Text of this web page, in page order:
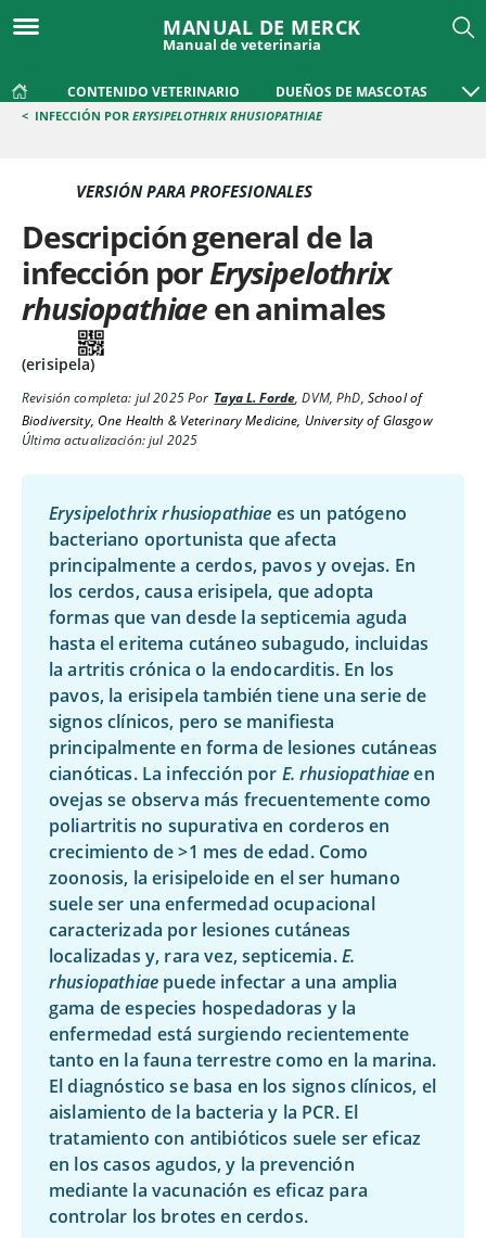
MANUAL DE MERCK
Manual de veterinaria
CONTENIDO VETERINARIO DUEÑOS DE MASCOTAS
< INFECCIÓN POR ERYSIPELOTHRIX RHUSIOPATHIAE
VERSIÓN PARA PROFESIONALES
Descripción general de la
infección porErysipelothrix
rhusiopathiaeen animales
(erisipela)
Revisión completa: jul 2025Por Taya L. Forde,DVM, PhD, School of
Biodiversity, One Health & Veterinary Medicine, University of Glasgow
Última actualización: jul 2025
Erysipelothrix rhusiopathiae es un patógeno
bacteriano oportunista que afecta
principalmente a cerdos, pavos y ovejas. En
los cerdos, causa erisipela, que adopta
formas que van desde la septicemia aguda
hasta el eritema cutáneo subagudo, incluidas
la artritis crónica o la endocarditis. En los
pavos, la erisipela también tiene una serie de
signos clínicos, pero se manifiesta
principalmente en forma de lesiones cutáneas
cianóticas. La infección por E. rhusiopathiaeen
ovejas se observa más frecuentemente como
poliartritis no supurativa en corderos en
crecimiento de >1 mes de edad. Como
zoonosis, la erisipeloide en el ser humano
suele ser una enfermedad ocupacional
caracterizada por lesiones cutáneas
localizadas y, rara vez, septicemia.E.
rhusiopathiae puede infectar a una amplia
gama de especies hospedadoras y la
enfermedad está surgiendo recientemente
tanto en la fauna terrestre como en la marina.
El diagnóstico se basa en los signos clínicos, el
aislamiento de la bacteria y la PCR. El
tratamiento con antibióticos suele ser eficaz
en los casos agudos, y la prevención
mediante la vacunación es eficaz para
controlar los brotes en cerdos.